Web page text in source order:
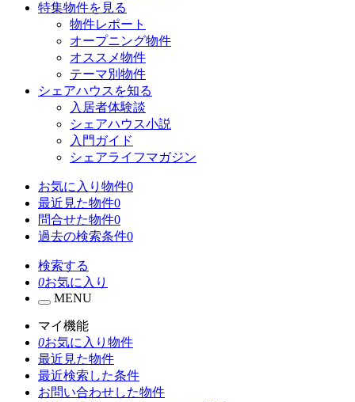
特集物件を見る
物件レポート
オープニング物件
オススメ物件
テーマ別物件
シェアハウスを知る
入居者体験談
シェアハウス小説
入門ガイド
シェアライフマガジン
お気に入り物件0
最近見た物件0
問合せた物件0
過去の検索条件0
検索する
0お気に入り
MENU
マイ機能
0お気に入り物件
最近見た物件
最近検索した条件
お問い合わせした物件